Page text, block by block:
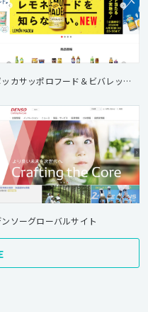
ポッカサッポロフード＆ビバレッジ 企業サイト
ンソーグローバルサイト